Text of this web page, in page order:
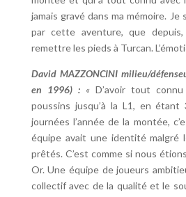
jamais gravé dans ma mémoire.
par cette aventure, que
remettre les pieds à Turcan.
David MAZZONCINI milieu/
en 1996) :« D’avoir tout
poussins jusqu’à la L1, en
journées l’année de la montée,
équipe avait une identité malgré
prêtés. C’est comme si nous
Or. Une équipe de joueurs
collectif avec de la qualité et le